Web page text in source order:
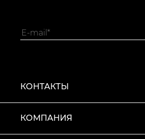
КОНТАКТЫ
КОМПАНИЯ